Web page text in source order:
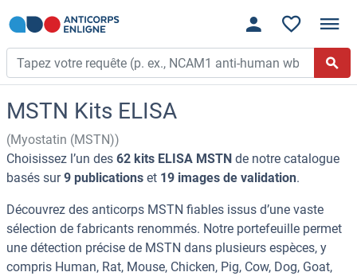
MSTN Kits ELISA
(Myostatin (MSTN))
Choisissez l’un des 62 kits ELISA MSTN de notre catalogue
basés sur9 publications et 19 images de validation.
Découvrez des anticorps MSTN fiables issus d’une vaste
sélection de fabricants renommés. Notre portefeuille permet
une détection précise de MSTN dans plusieurs espèces, y
compris Human, Rat, Mouse, Chicken, Pig, Cow, Dog, Goat,